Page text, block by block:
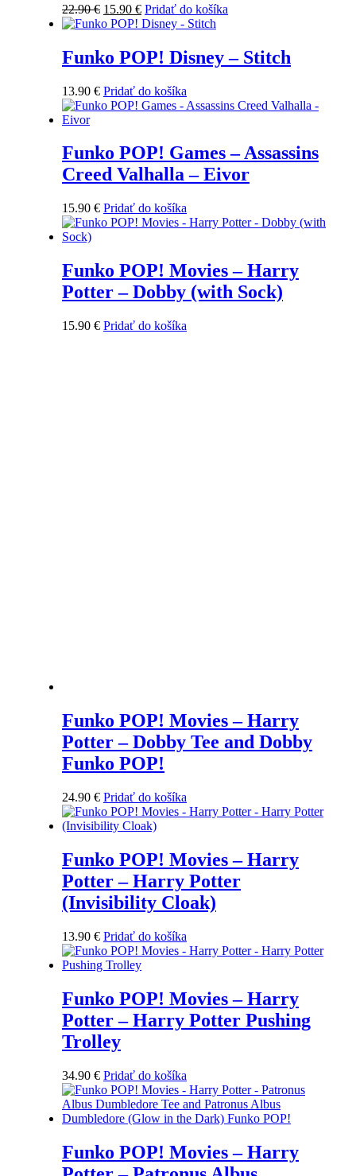
22.90€ Pôvodná
cena
22.90 €.
15.90 €Aktuálna
cena
15.90 €.
Pridať do košíka
Funko POP! Disney – Stitch
13.90 € Pridať do košíka
Funko POP! Games – Assassins
Creed Valhalla – Eivor
15.90 € Pridať do košíka
Funko POP! Movies – Harry
Potter – Dobby (with Sock)
15.90 € Pridať do košíka
Funko POP! Movies – Harry
Potter – Dobby Tee and Dobby
Funko POP!
24.90 € Pridať do košíka
Funko POP! Movies – Harry
Potter – Harry Potter
(Invisibility Cloak)
13.90 € Pridať do košíka
Funko POP! Movies – Harry
Potter – Harry Potter Pushing
Trolley
34.90 € Pridať do košíka
Funko POP! Movies – Harry